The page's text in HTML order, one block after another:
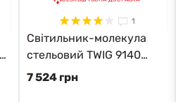
1
Світильник-молекула
стельовий TWIG 9140
Nowodvorski чорний
7 524 грн